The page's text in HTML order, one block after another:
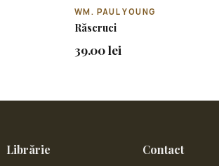
WM. PAUL YOUNG
Răscruci
39.00 lei
Librărie Contact